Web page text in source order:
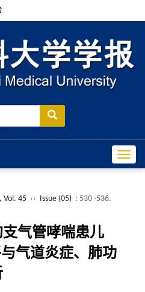
Vol. 45 ›› Issue (05) : 530 -536.
气管哮喘患儿
与气道炎症、肺功